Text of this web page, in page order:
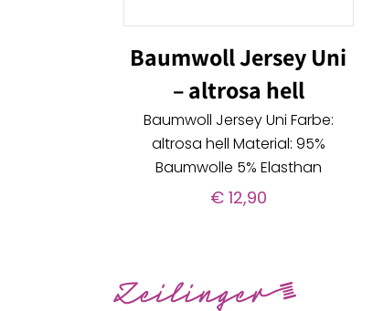
Baumwoll Jersey Uni
– altrosa hell
Baumwoll Jersey Uni Farbe:
altrosa hell Material: 95%
Baumwolle 5% Elasthan
€12,90